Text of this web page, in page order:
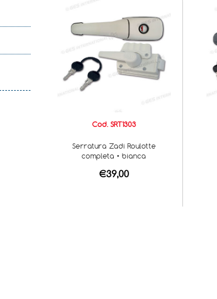
Cod. SRT1303
Serratura Zadi Roulotte
completa • bianca
€39,00